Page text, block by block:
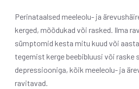
Perinataalsed meeleolu- ja
kerged, mõõdukad või rasked. Ilma
sümptomid kesta mitu kuud või
tegemist kerge beebibluusi või raske
depressiooniga, kõik meeleolu- ja
ravitavad.